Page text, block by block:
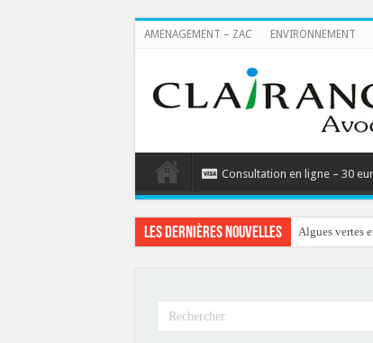
AMENAGEMENT – ZAC ENVIRONNEMENT
Consultation en ligne – 30
Les dernières nouvelles Algues vertes